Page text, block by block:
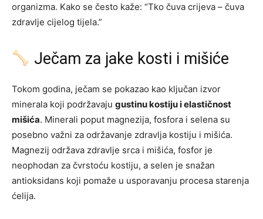
organizma. Kako se često kaže: “Tko čuva crijeva – čuva
zdravlje cijelog tijela.”
Ječam za jake kosti i mišiće
Tokom godina, ječam se pokazao kao ključan izvor
minerala koji podržavaju gustinu kostiju i elastičnost
mišića. Minerali poput magnezija, fosfora i selena su
posebno važni za održavanje zdravlja kostiju i mišića.
Magnezij održava zdravlje srca i mišića, fosfor je
neophodan za čvrstoću kostiju, a selen je snažan
antioksidans koji pomaže u usporavanju procesa starenja
ćelija.